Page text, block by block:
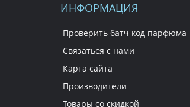
ИНФОРМАЦИЯ
Проверить батч код парфюма
Связаться с нами
Карта сайта
Производители
Товары со скидкой